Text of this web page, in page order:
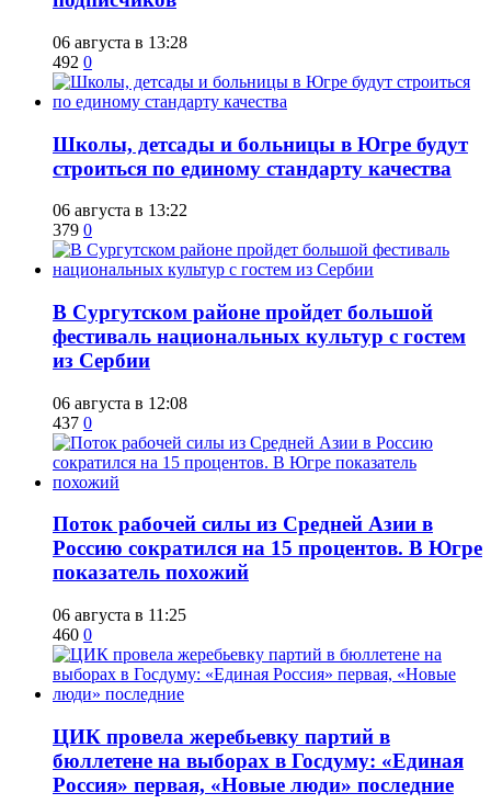
06 августа в 13:28
492 0
Школы, детсады и больницы в Югре будут
строиться по единому стандарту качества
06 августа в 13:22
379 0
В Сургутском районе пройдет большой
фестиваль национальных культур с гостем
из Сербии
06 августа в 12:08
437 0
Поток рабочей силы из Средней Азии в
Россию сократился на 15 процентов. В Югре
показатель похожий
06 августа в 11:25
460 0
ЦИК провела жеребьевку партий в
бюллетене на выборах в Госдуму: «Единая
Россия» первая, «Новые люди» последние